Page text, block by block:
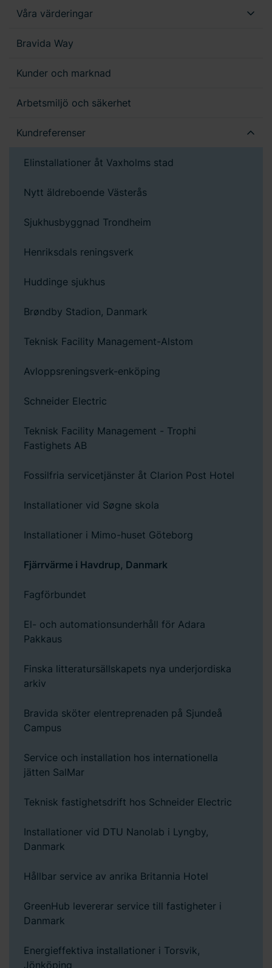
Våra värderingar
Bravida Way
Kunder och marknad
Arbetsmiljö och säkerhet
Kundreferenser
Elinstallationer åt Vaxholms stad
Nytt äldreboende Västerås
Sjukhusbyggnad Trondheim
Henriksdals reningsverk
Huddinge sjukhus
Brøndby Stadion, Danmark
Teknisk Facility Management-Alstom
Avloppsreningsverk-enköping
Schneider Electric
Teknisk Facility Management - Trophi
Fastighets AB
Fossilfria servicetjänster åt Clarion Post Hotel
Installationer vid Søgne skola
Installationer i Mimo-huset Göteborg
Fjärrvärme i Havdrup, Danmark
Fagförbundet
El- och automationsunderhåll för Adara
Pakkaus
Finska litteratursällskapets nya underjordiska
arkiv
Bravida sköter elentreprenaden på Sjundeå
Campus
Service och installation hos internationella
jätten SalMar
Teknisk fastighetsdrift hos Schneider Electric
Installationer vid DTU Nanolab i Lyngby,
Danmark
Hållbar service av anrika Britannia Hotel
GreenHub levererar service till fastigheter i
Danmark
Energieffektiva installationer i Torsvik,
Jönköping